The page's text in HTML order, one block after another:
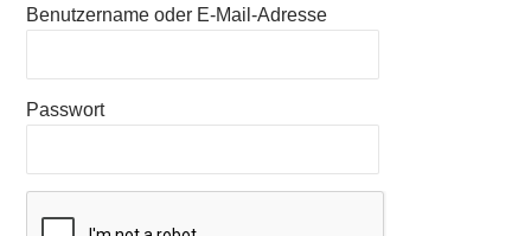
Benutzername oder E-Mail-Adresse
Passwort